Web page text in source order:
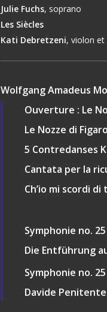
Julie Fuchs, soprano
Les Siècles
Kati Debretzeni, violon et
Wolfgang Amadeus
Ouverture : Le
Le Nozze di Figaro
5 Contredanses
Cantata per la
Ch’io mi scordi
Symphonie no. 25
Die Entführung
Symphonie no.
Davide Penitente